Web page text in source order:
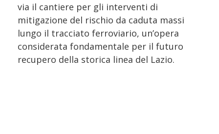
via il cantiere per gli interventi di
mitigazione del rischio da caduta massi
lungo il tracciato ferroviario, un’opera
considerata fondamentale per il futuro
recupero della storica linea del Lazio.